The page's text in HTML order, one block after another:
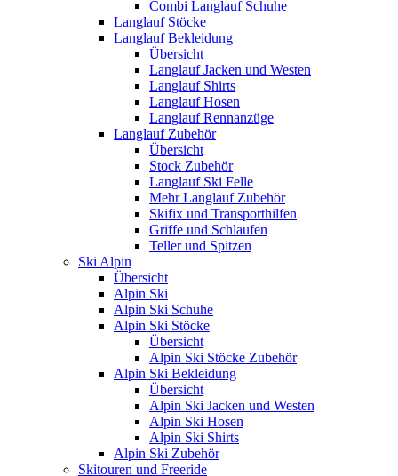
Combi Langlauf Schuhe
Langlauf Stöcke
Langlauf Bekleidung
Übersicht
Langlauf Jacken und Westen
Langlauf Shirts
Langlauf Hosen
Langlauf Rennanzüge
Langlauf Zubehör
Übersicht
Stock Zubehör
Langlauf Ski Felle
Mehr Langlauf Zubehör
Skifix und Transporthilfen
Griffe und Schlaufen
Teller und Spitzen
Ski Alpin
Übersicht
Alpin Ski
Alpin Ski Schuhe
Alpin Ski Stöcke
Übersicht
Alpin Ski Stöcke Zubehör
Alpin Ski Bekleidung
Übersicht
Alpin Ski Jacken und Westen
Alpin Ski Hosen
Alpin Ski Shirts
Alpin Ski Zubehör
Skitouren und Freeride